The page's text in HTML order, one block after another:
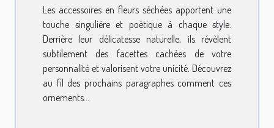
Les accessoires en fleurs séchées apportent une
touche singulière et poétique à chaque style.
Derrière leur délicatesse naturelle, ils révèlent
subtilement des facettes cachées de votre
personnalité et valorisent votre unicité. Découvrez
au fil des prochains paragraphes comment ces
ornements...